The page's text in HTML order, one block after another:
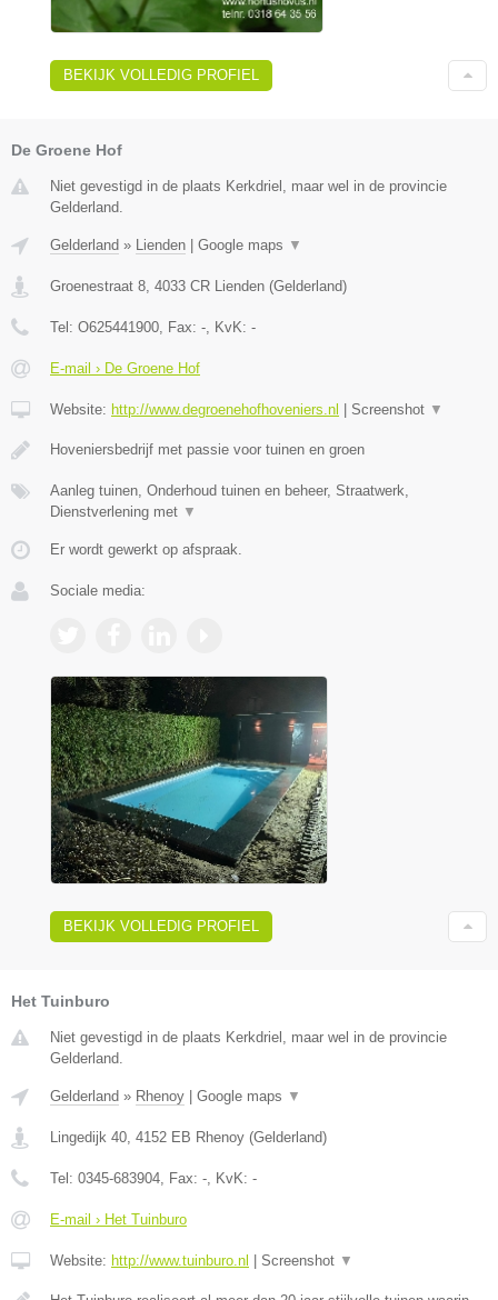
BEKIJK VOLLEDIG PROFIEL
De Groene Hof
Niet gevestigd in de plaats Kerkdriel, maar wel in de provincie
Gelderland.
Gelderland » Lienden Google maps ▼
Groenestraat 8, 4033 CR Lienden (Gelderland)
Tel: O625441900, Fax: -, KvK: -
E-mail › De Groene Hof
Website: http://www.degroenehofhoveniers.nl Screenshot ▼
Hoveniersbedrijf met passie voor tuinen en groen
Aanleg tuinen, Onderhoud tuinen en beheer, Straatwerk,
Dienstverlening met ▼
Er wordt gewerkt op afspraak.
Sociale media:
BEKIJK VOLLEDIG PROFIEL
Het Tuinburo
Niet gevestigd in de plaats Kerkdriel, maar wel in de provincie
Gelderland.
Gelderland » Rhenoy Google maps ▼
Lingedijk 40 4152 EB Rhenoy (Gelderland)
Tel: 0345-683904 , Fax: - , KvK: -
E-mail › Het Tuinburo
Website: http://www.tuinburo.nl Screenshot ▼